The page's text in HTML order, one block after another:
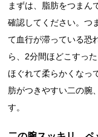
まずは、脂肪をつまん
確認してください。つ
て血行が滞っている恐
ら、2分間ほどこすっ
ほぐれて柔らかくなっ
肪がつきやすい二の腕
す。